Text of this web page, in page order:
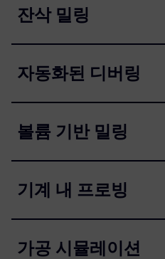
잔삭 밀링
자동화된 디버링
볼륨 기반 밀링
기계 내 프로빙
가공 시뮬레이션